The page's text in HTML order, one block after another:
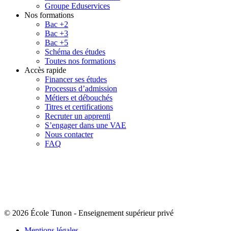
Groupe Eduservices
Nos formations
Bac +2
Bac +3
Bac +5
Schéma des études
Toutes nos formations
Accès rapide
Financer ses études
Processus d’admission
Métiers et débouchés
Titres et certifications
Recruter un apprenti
S’engager dans une VAE
Nous contacter
FAQ
© 2026 École Tunon - Enseignement supérieur privé